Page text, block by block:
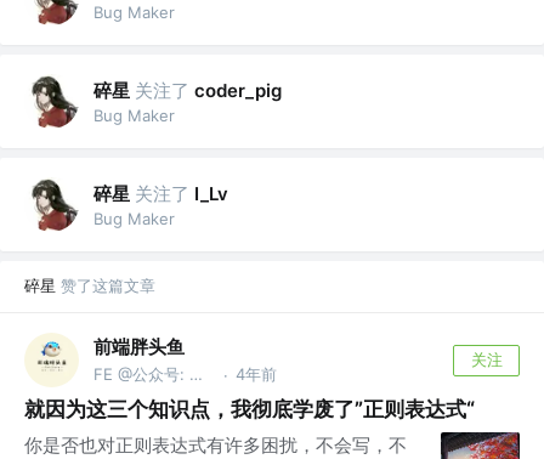
Bug Maker
碎星 关注了 coder_pig
Bug Maker
碎星 关注了 I_Lv
Bug Maker
碎星 赞了这篇文章
前端胖头鱼
FE @公众号: 前端胖头鱼 · 4年前
关注
就因为这三个知识点，我彻底学废了”正则表达式“
你是否也对正则表达式有许多困扰，不会写，不